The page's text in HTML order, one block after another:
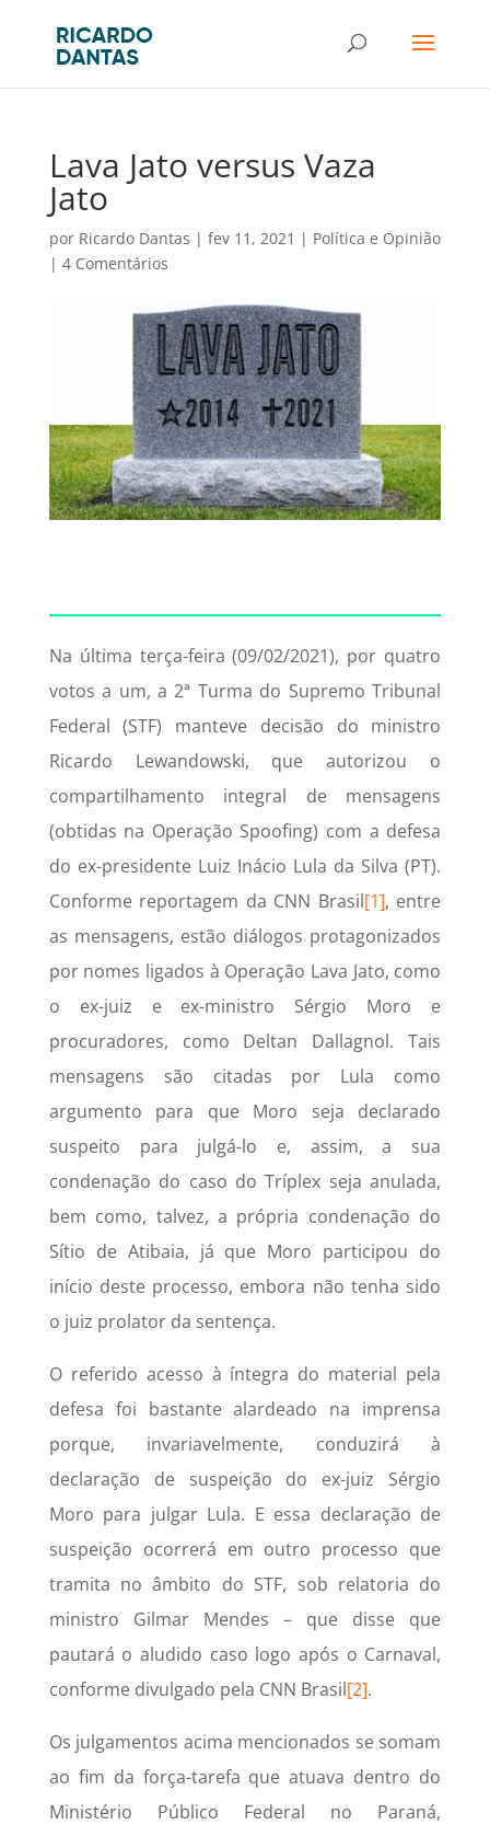
Lava Jato versus Vaza
Jato
por Ricardo Dantas | fev 11, 2021 | Política e Opinião
| 4 Comentários
Na última terça-feira (09/02/2021), por quatro
votos a um, a 2ª Turma do Supremo Tribunal
Federal (STF) manteve decisão do ministro
Ricardo Lewandowski, que autorizou o
compartilhamento integral de mensagens
(obtidas na Operação Spoofing) com a defesa
do ex-presidente Luiz Inácio Lula da Silva (PT).
Conforme reportagem da CNN Brasil[1], entre
as mensagens, estão diálogos protagonizados
por nomes ligados à Operação Lava Jato, como
o ex-juiz e ex-ministro Sérgio Moro e
procuradores, como Deltan Dallagnol. Tais
mensagens são citadas por Lula como
argumento para que Moro seja declarado
suspeito para julgá-lo e, assim, a sua
condenação do caso do Tríplex seja anulada,
bem como, talvez, a própria condenação do
Sítio de Atibaia, já que Moro participou do
início deste processo, embora não tenha sido
o juiz prolator da sentença.
O referido acesso à íntegra do material pela
defesa foi bastante alardeado na imprensa
porque, invariavelmente, conduzirá à
declaração de suspeição do ex-juiz Sérgio
Moro para julgar Lula. E essa declaração de
suspeição ocorrerá em outro processo que
tramita no âmbito do STF, sob relatoria do
ministro Gilmar Mendes – que disse que
pautará o aludido caso logo após o Carnaval,
conforme divulgado pela CNN Brasil[2].
Os julgamentos acima mencionados se somam
ao fim da força-tarefa que atuava dentro do
Ministério Público Federal no Paraná,